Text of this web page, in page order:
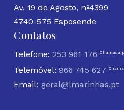
Av. 19 de Agosto, nº4399
4740-575 Esposende
Contatos
Telefone: 253 961 176 Chamada
Telemóvel: 966 745 627
Email: geral@lmarinhas.pt